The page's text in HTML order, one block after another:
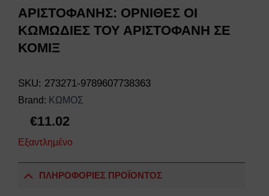
ΑΡΙΣΤΟΦΑΝΗΣ: ΟΡΝΙΘΕΣ ΟΙ
ΚΩΜΩΔΙΕΣ ΤΟΥ ΑΡΙΣΤΟΦΑΝΗ ΣΕ
ΚΟΜΙΞ
SKU: 273271-9789607738363
Brand: ΚΩΜΟΣ
€11.02
Εξαντλημένο
ΠΛΗΡΟΦΟΡΙΕΣ ΠΡΟΪΟΝΤΟΣ